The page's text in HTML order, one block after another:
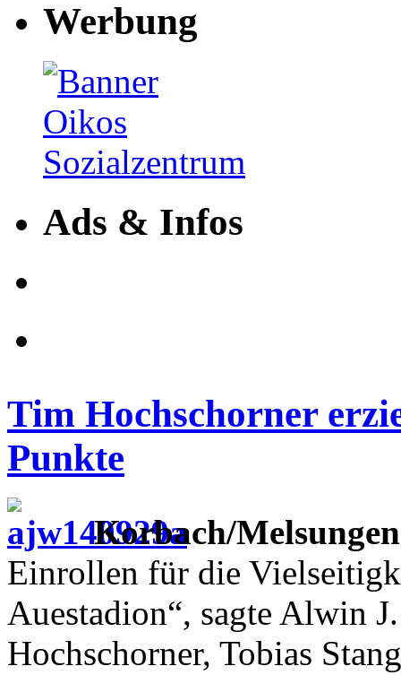
Werbung
Ads & Infos
Tim Hochschorner
Punkte
Korbach/
Einrollen für die
Auestadion“, sagte Alwin
Hochschorner, Tobias